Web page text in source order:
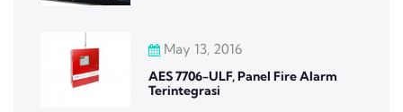
May 13, 2016
AES 7706-ULF, Panel Fire Alarm
Terintegrasi